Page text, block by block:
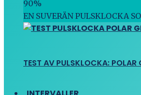
90%
EN SUVERÄN PULSKLOCKA
TEST AV PULSKLOCKA: